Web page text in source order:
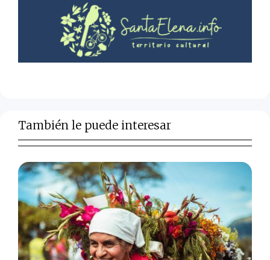
También le puede interesar